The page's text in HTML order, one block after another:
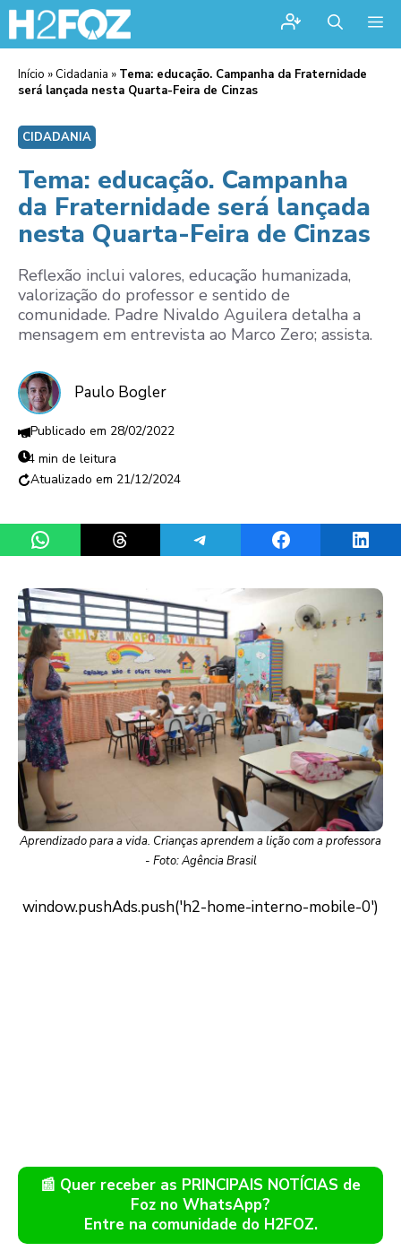
Início » Cidadania » Tema: educação. Campanha da Fraternidade
será lançada nesta Quarta-Feira de Cinzas
CIDADANIA
Tema: educação. Campanha
da Fraternidade será lançada
nesta Quarta-Feira de Cinzas
Reflexão inclui valores, educação humanizada,
valorização do professor e sentido de
comunidade. Padre Nivaldo Aguilera detalha a
mensagem em entrevista ao Marco Zero; assista.
Paulo Bogler
28/02/2022
4 min de leitura
21/12/2024
Share on WhatsAppShare on ThreadsShare on TelegramShare on Facebook
Aprendizado para a vida. Crianças aprendem a lição com a professora
- Foto: Agência Brasil
📰 Quer receber as PRINCIPAIS NOTÍCIAS de
Foz no WhatsApp?
Entre na comunidade do H2FOZ.